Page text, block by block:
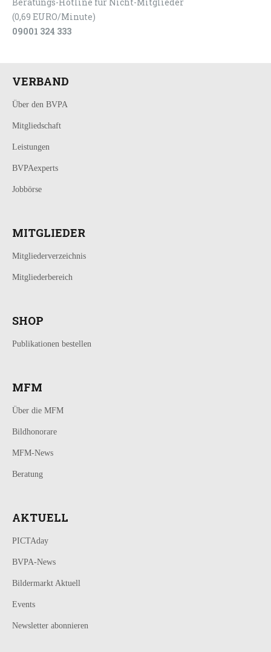
(0,69 EURO/Minute)
09001 324 333
VERBAND
Über den BVPA
Mitgliedschaft
Leistungen
BVPAexperts
Jobbörse
MITGLIEDER
Mitgliederverzeichnis
Mitgliederbereich
SHOP
Publikationen bestellen
MFM
Über die MFM
Bildhonorare
MFM-News
Beratung
AKTUELL
PICTAday
BVPA-News
Bildermarkt Aktuell
Events
Newsletter abonnieren